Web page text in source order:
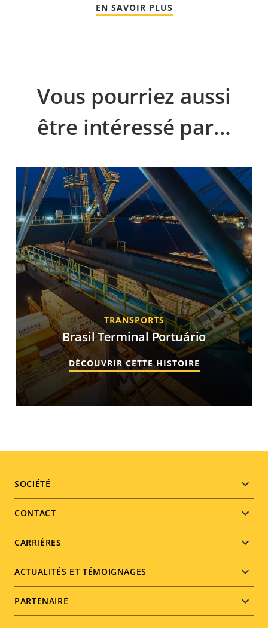
EN SAVOIR PLUS
Vous pourriez aussi
être intéressé par...
TRANSPORTS
Brasil Terminal Portuário
DÉCOUVRIR CETTE HISTOIRE
Footer
menu
SOCIÉTÉ
CONTACT
CARRIÈRES
ACTUALITÉS ET TÉMOIGNAGES
PARTENAIRE